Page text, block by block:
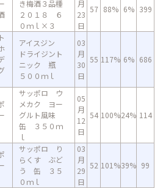
き梅酒３品種
２０１８ ６
０ｍｌ×３
月
23
日
57 88% 6% 399
アイスジン
ドライジント
ニック 瓶
５００ｍｌ
03
月
30
日
55 117% 6% 686
サッポロ ウ
メカク ヨー
グルト風味
缶 ３５０ｍ
ｌ
05
月
12
日
54 100%24% 114
サッポロ り
らくす ぶど
う 缶 ３５
０ｍｌ
03
月
29
日
52 101%39% 99